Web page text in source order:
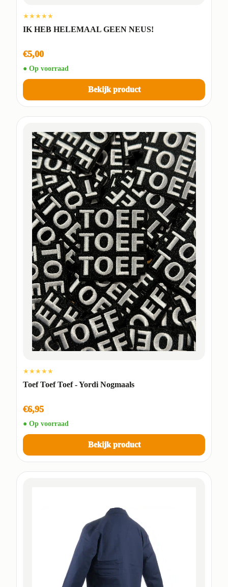
★★★★★
IK HEB HELEMAAL GEEN NEUS!
€5,00
● Op voorraad
Bekijk product
★★★★★
Toef Toef Toef - Yordi Nogmaals
€6,95
● Op voorraad
Bekijk product